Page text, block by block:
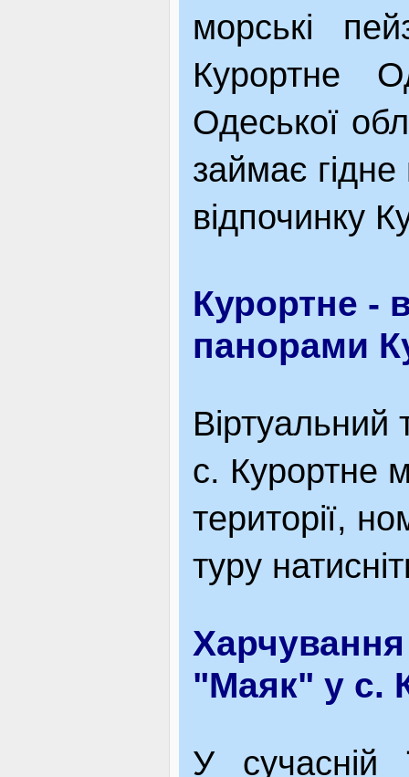
морські
Курортне
Одеської
займає гідне
відпочинку
Курортне -
панорами
Віртуальний
с. Курортне
території,
туру
Харчування
"Маяк" у с.
У
сучасній